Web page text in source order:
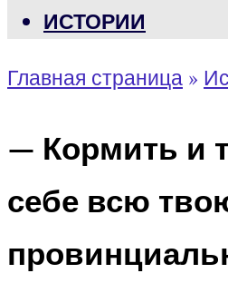
ИСТОРИИ
Главная страница »
— Кормить и
себе всю